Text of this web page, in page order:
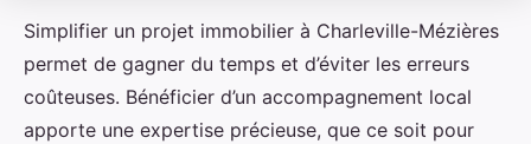
Simplifier un projet immobilier à Charleville-Mézières
permet de gagner du temps et d’éviter les erreurs
coûteuses. Bénéficier d’un accompagnement local
apporte une expertise précieuse, que ce soit pour